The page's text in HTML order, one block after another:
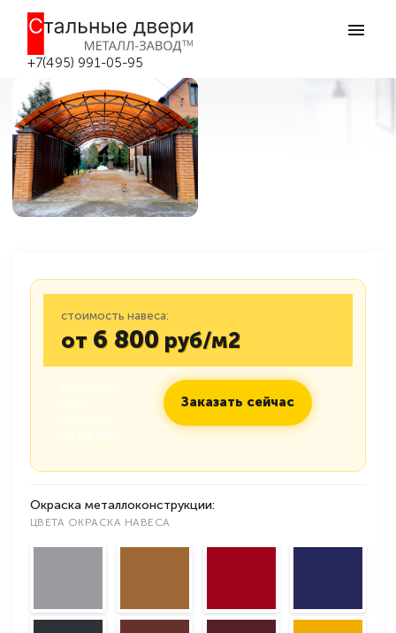
+7(495) 991-05-95
Навес для авто №55 в Москве
Главная
Навес для авто №55
стоимость навеса:
от 6 800 руб/м2
Заказать сейчас
Окраска металлоконструкции:
ЦВЕТА ОКРАСКА НАВЕСА